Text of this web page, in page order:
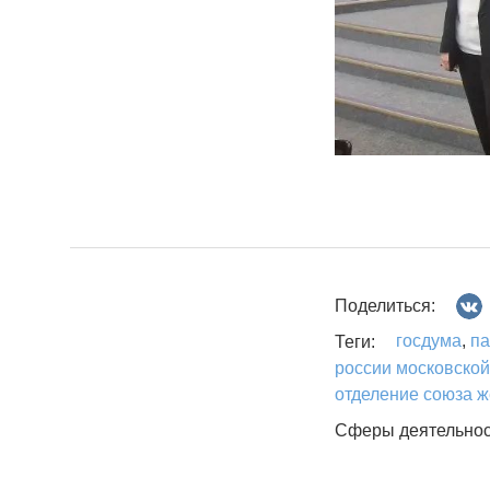
Поделиться:
Теги:
госдума,
россии
отделение союза
Сферы